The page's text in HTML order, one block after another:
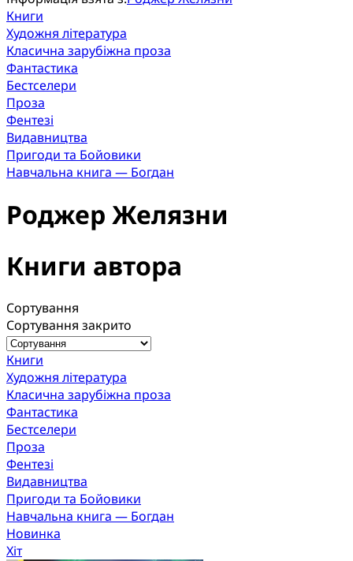
Книги
Художня література
Класична зарубіжна проза
Фантастика
Бестселери
Проза
Фентезі
Видавництва
Пригоди та Бойовики
Навчальна книга — Богдан
Роджер Желязни
Книги автора
Сортування
Сортування закрито
Книги
Художня література
Класична зарубіжна проза
Фантастика
Бестселери
Проза
Фентезі
Видавництва
Пригоди та Бойовики
Навчальна книга — Богдан
Новинка
Хіт